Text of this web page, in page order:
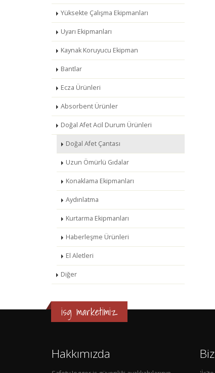
Yüksekte Çalışma Ekipmanları
Uyarı Ekipmanları
Kaynak Koruyucu Ekipman
Bantlar
Ecza Ürünleri
Absorbent Ürünler
Doğal Afet Acil Durum Ürünleri
Doğal Afet Çantası
Uzun Ömürlü Gıdalar
Konaklama Ekipmanları
Aydınlatma
Kurtarma Ekipmanları
Haberleşme Ürünleri
El Aletleri
Diğer
isg marketimiz
Hakkımızda